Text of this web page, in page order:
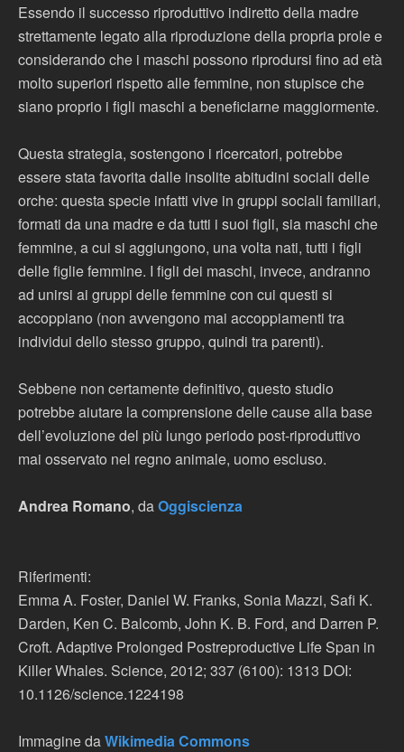
Essendo il successo riproduttivo indiretto della madre
strettamente legato alla riproduzione della propria prole e
considerando che i maschi possono riprodursi fino ad età
molto superiori rispetto alle femmine, non stupisce che
siano proprio i figli maschi a beneficiarne maggiormente.
Questa strategia, sostengono i ricercatori, potrebbe
essere stata favorita dalle insolite abitudini sociali delle
orche: questa specie infatti vive in gruppi sociali familiari,
formati da una madre e da tutti i suoi figli, sia maschi che
femmine, a cui si aggiungono, una volta nati, tutti i figli
delle figlie femmine. I figli dei maschi, invece, andranno
ad unirsi ai gruppi delle femmine con cui questi si
accoppiano (non avvengono mai accoppiamenti tra
individui dello stesso gruppo, quindi tra parenti).
Sebbene non certamente definitivo, questo studio
potrebbe aiutare la comprensione delle cause alla base
dell’evoluzione del più lungo periodo post-riproduttivo
mai osservato nel regno animale, uomo escluso.
Andrea Romano, daOggiscienza
Riferimenti:
Emma A. Foster, Daniel W. Franks, Sonia Mazzi, Safi K.
Darden, Ken C. Balcomb, John K. B. Ford, and Darren P.
Croft. Adaptive Prolonged Postreproductive Life Span in
Killer Whales. Science, 2012; 337 (6100): 1313 DOI:
10.1126/science.1224198
Immagine daWikimedia Commons